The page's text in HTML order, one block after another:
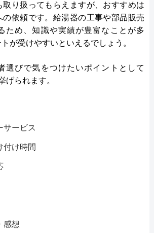
取り扱ってもらえますが、おすすめは
の依頼です。給湯器の工事や部品販売
ため、知識や実績が豊富なことが多
が受けやすいといえるでしょう。
選びで気をつけたいポイントとして
げられます。
サービス
付け時間
感想